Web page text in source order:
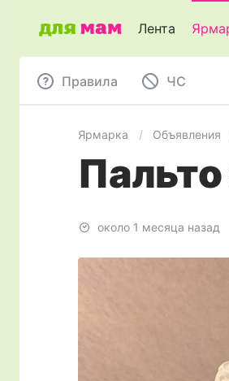
Лента
Правила ЧC
Ярмарка Объявления
около 1 месяца назад